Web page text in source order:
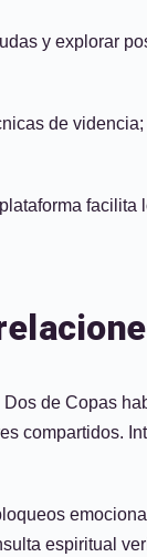
y explorar
de
de Copas
compartidos.
espiritual